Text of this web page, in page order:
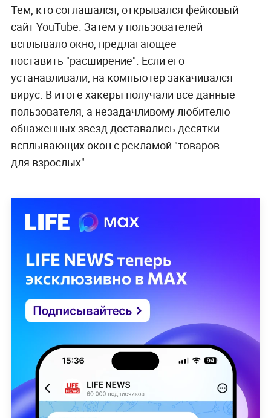
Тем, кто соглашался, открывался фейковый
сайт YouTube. Затем у пользователей
всплывало окно, предлагающее
поставить "расширение". Если его
устанавливали, на компьютер закачивался
вирус. В итоге хакеры получали все данные
пользователя, а незадачливому любителю
обнажённых звёзд доставались десятки
всплывающих окон с рекламой "товаров
для взрослых".